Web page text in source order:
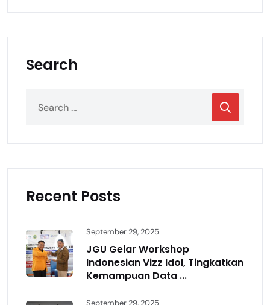
Search
Recent Posts
September 29, 2025
JGU Gelar Workshop
Indonesian Vizz Idol, Tingkatkan
Kemampuan Data ...
September 29, 2025